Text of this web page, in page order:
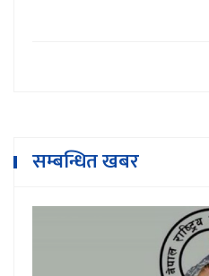
सम्बन्धित खबर